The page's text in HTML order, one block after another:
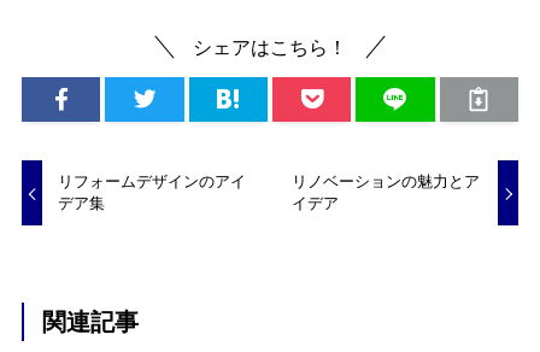
シェアはこちら！
リフォームデザインのアイ
デア集
リノベーションの魅力とア
イデア
関連記事